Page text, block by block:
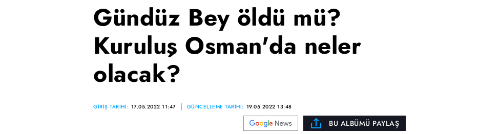
Gündüz Bey öldü mü?
Kuruluş Osman'da neler
olacak?
GİRİŞ TARİHİ: 17.05.2022 11:47 GÜNCELLEME TARİHİ: 19.05.2022 13:48
BU ALBÜMÜ PAYLAŞ